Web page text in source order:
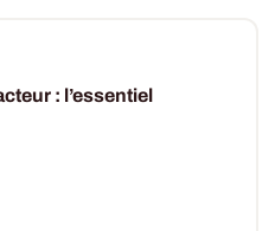
: l’essentiel